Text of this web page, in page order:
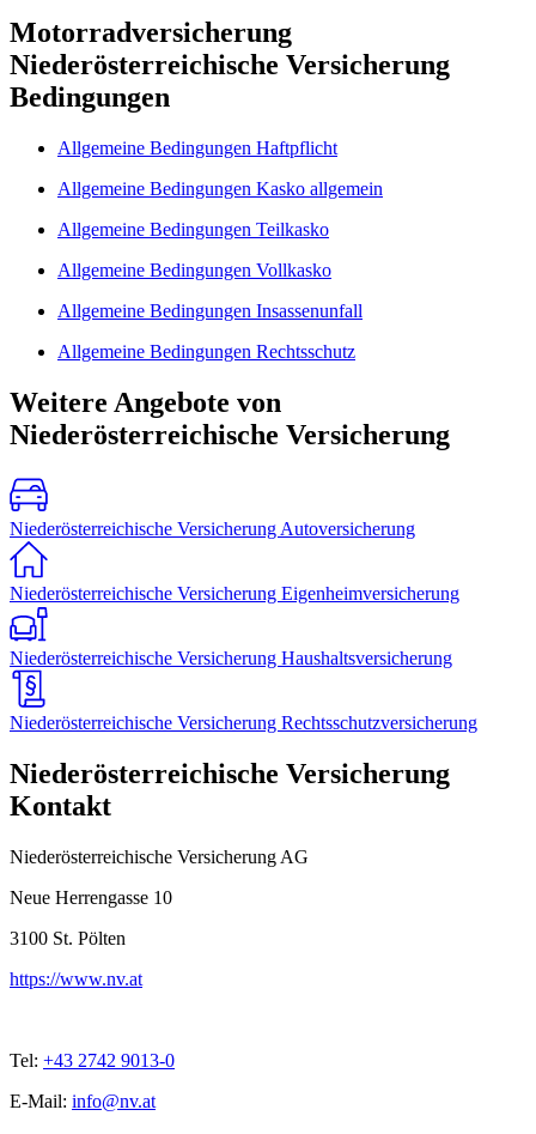
Motorradversicherung
Niederösterreichische Versicherung
Bedingungen
Allgemeine Bedingungen Haftpflicht
Allgemeine Bedingungen Kasko allgemein
Allgemeine Bedingungen Teilkasko
Allgemeine Bedingungen Vollkasko
Allgemeine Bedingungen Insassenunfall
Allgemeine Bedingungen Rechtsschutz
Weitere Angebote von
Niederösterreichische Versicherung
Niederösterreichische Versicherung Autoversicherung
Niederösterreichische Versicherung Eigenheimversicherung
Niederösterreichische Versicherung Haushaltsversicherung
Niederösterreichische Versicherung Rechtsschutzversicherung
Niederösterreichische Versicherung
Kontakt
Niederösterreichische Versicherung AG
Neue Herrengasse 10
3100 St. Pölten
https://www.nv.at
Tel: +43 2742 9013-0
E-Mail: info@nv.at